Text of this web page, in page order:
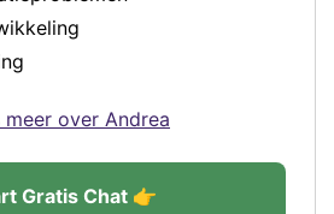
Gratis Chat 👉
meer over Andrea